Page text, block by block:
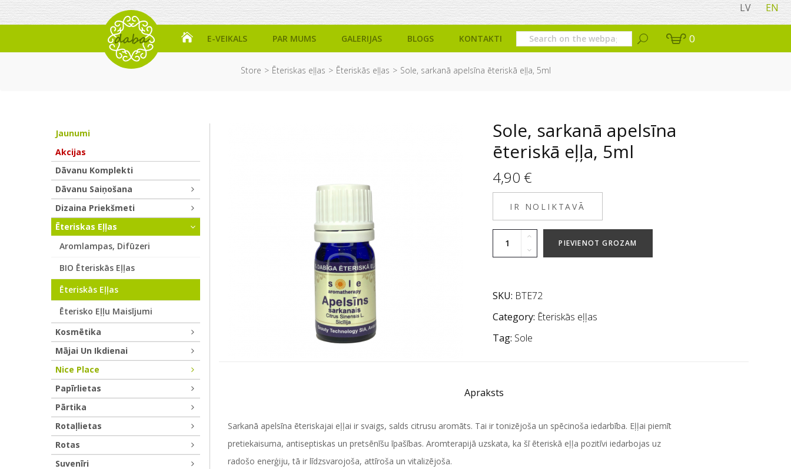
LV EN
E-VEIKALS PAR MUMS GALERIJAS BLOGS KONTAKTI 0
Store Ēteriskas eļļas Ēteriskās eļļas Sole, sarkanā apelsīna ēteriskā eļļa, 5ml
Sole, sarkanā apelsīna
ēteriskā eļļa, 5ml
4,90 €
IR NOLIKTAVĀ
PIEVIENOT GROZAM
SKU: BTE72
Category: Ēteriskās eļļas
Tag: Sole
Apraksts
Sarkanā apelsīna ēteriskajai eļļai ir svaigs, salds citrusu aromāts. Tai ir tonizējoša un spēcinoša iedarbība. Eļļai piemīt
pretiekaisuma, antiseptiskas un pretsēnīšu īpašības. Aromterapijā uzskata, ka šī ēteriskā eļļa pozitīvi iedarbojas uz
radošo enerģiju, tā ir līdzsvarojoša, attīroša un vitalizējoša.
Jaunumi
Akcijas
Dāvanu Komplekti
Dāvanu Saiņošana
Dizaina Priekšmeti
Ēteriskas Eļļas
Aromlampas, Difūzeri
BIO Ēteriskās Eļļas
Ēteriskās Eļļas
Ēterisko Eļļu Maisījumi
Kosmētika
Mājai Un Ikdienai
Nice Place
Papīrlietas
Pārtika
Rotaļlietas
Rotas
Suvenīri